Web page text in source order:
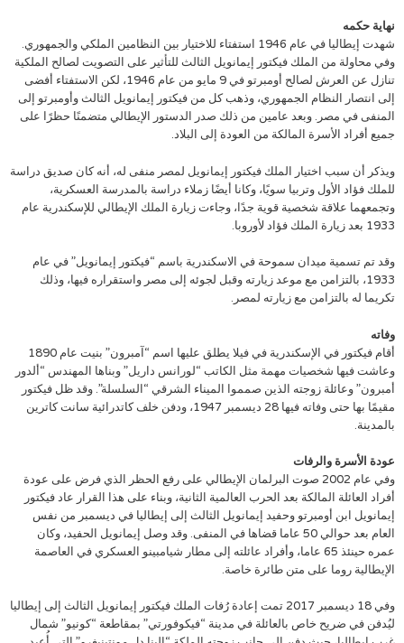
نهاية حكمه
شهدت إيطاليا في عام 1946 استفتاء للاختيار بين النظامين الملكي والجمهوري.
وفي محاولة من الملك فيكتور إيمانويل الثالث للتأثير على التصويت لصالح الملكية
تنازل عن العرش لصالح أومبرتو في 9 مايو من عام 1946، لكن الاستفتاء أفضى
إلى انتصار النظام الجمهوري، وذهب كل من فيكتور إيمانويل الثالث وأومبرتو إلى
المنفى في مصر. وبعد عامين من ذلك صدر الدستور الإيطالي متضمنًا حظرًا على
جميع أفراد الأسرة المالكة من العودة إلى البلاد.
ويذكر أن سبب اختيار الملك فيكتور إيمانويل لمصر منفى له، أنه كان صديق دراسة
للملك فؤاد الأول وتربيا سويًا، وكانا أيضًا زملاء دراسة بالمدرسة العسكرية،
وتجمعهما علاقة شخصية قوية جدًا، وجاءت زيارة الملك الإيطالي للإسكندرية عام
1933 بعد زيارة الملك فؤاد لأوروبا.
وقد تم تسمية ميدان سموحة في الاسكندرية باسم “فيكتور إيمانويل” في عام
1933، بالتزامن مع موعد زيارته وقبل لجوئه إلى مصر واستقراره فيها، وذلك
تكريما له بالتزامن مع زيارته لمصر.
وفاته
أقام فيكتور في الإسكندرية في فيلا يطلق عليها اسم “آمبرون” بنيت عام 1890
وعاشت فيها شخصيات مهمة مثل الكاتب “لورانس داريل” وبناها المهندس “ألدور
أمبرون” وعائلة زوجته الذين صمموا الميناء الشرقي “السلسلة”. وقد ظل فيكتور
مقيمًا بها حتى وفاته فيها 28 ديسمبر 1947، ودفن خلف كاتدرائية سانت كاترين
بالمدينة.
عودة الأسرة والرفات
وفي عام 2002 صوت البرلمان الإيطالي على رفع الحظر الذي فرض على عودة
أفراد العائلة المالكة بعد الحرب العالمية الثانية، وبناء على هذا القرار عاد فيكتور
إيمانويل ابن أومبرتو وحفيد إيمانويل الثالث إلى إيطاليا في ديسمبر من نفس
العام بعد حوالي 50 عاما قضاها في المنفى. وقد وصل إيمانويل الحفيد، وكان
عمره حينئذ 65 عاما، وأفراد عائلته إلى مطار شيامبينو العسكري في العاصمة
الإيطالية روما على متن طائرة خاصة.
وفي 18 ديسمبر 2017 تمت إعادة رُفات الملك فيكتور إيمانويل الثالث إلى إيطاليا
ليُدفن في ضريح خاص بالعائلة في مدينة “فيكوفورتي” بمقاطعة “كونيو” شمال